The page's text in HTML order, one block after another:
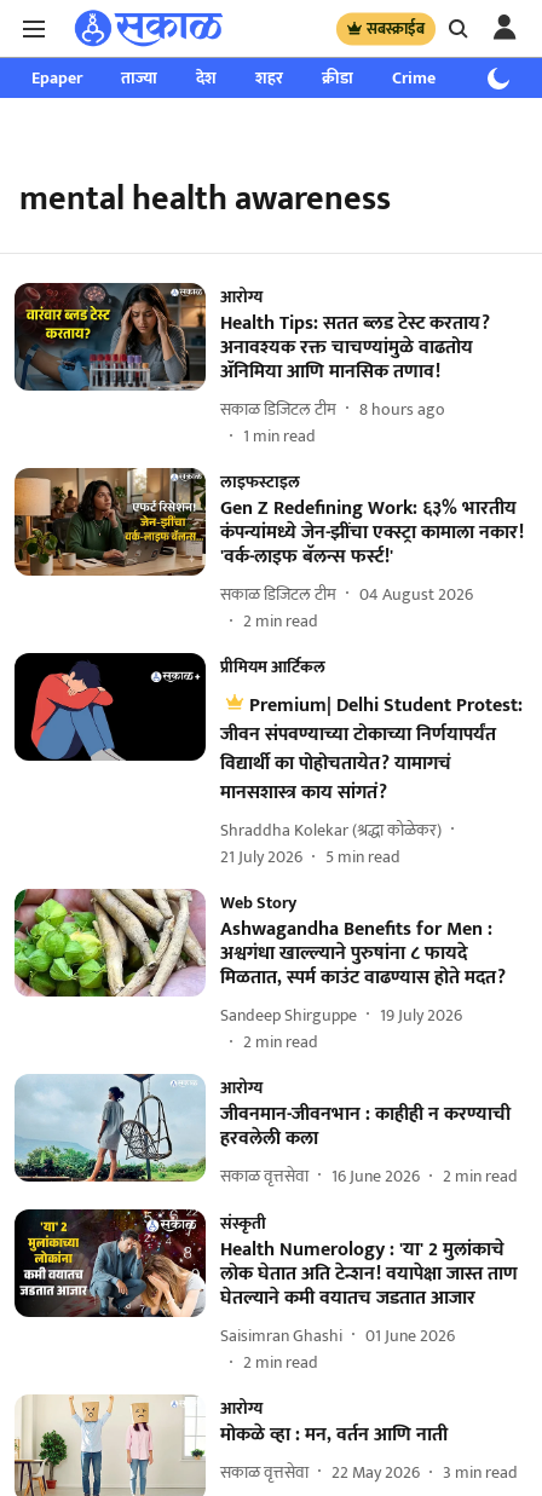
सबस्क्राईब
Epaper ताज्या देश शहर क्रीडा Crime साप्ताहिक
mental health awareness
आरोग्य
Health Tips: सतत ब्लड टेस्ट करताय?
अनावश्यक रक्त चाचण्यांमुळे वाढतोय
ॲनिमिया आणि मानसिक तणाव!
सकाळ डिजिटल टीम
8 hours ago
1 min read
लाइफस्टाइल
Gen Z Redefining Work: ६३% भारतीय
कंपन्यांमध्ये जेन-झींचा एक्स्ट्रा कामाला नकार!
'वर्क-लाइफ बॅलन्स फर्स्ट!'
सकाळ डिजिटल टीम
04 August 2026
2min read
प्रीमियम आर्टिकल
Premium| Delhi Student Protest:
जीवन संपवण्याच्या टोकाच्या निर्णयापर्यंत
विद्यार्थी का पोहोचतायेत? यामागचं
मानसशास्त्र काय सांगतं?
Shraddha Kolekar (श्रद्धा कोळेकर)
21 July 2026
5min read
Web Story
Ashwagandha Benefits for Men :
अश्वगंधा खाल्ल्याने पुरुषांना ८ फायदे
मिळतात, स्पर्म काउंट वाढण्यास होते मदत?
Sandeep Shirguppe
19 July 2026
2min read
आरोग्य
जीवनमान-जीवनभान : काहीही न करण्याची
हरवलेली कला
सकाळ वृत्तसेवा 16 June 2026 2min read
संस्कृती
Health Numerology : 'या' 2 मुलांकाचे
लोक घेतात अति टेन्शन! वयापेक्षा जास्त ताण
घेतल्याने कमी वयातच जडतात आजार
Saisimran Ghashi
01 June 2026
2min read
आरोग्य
मोकळे व्हा : मन, वर्तन आणि नाती
सकाळ वृत्तसेवा 22 May 2026 3 min read